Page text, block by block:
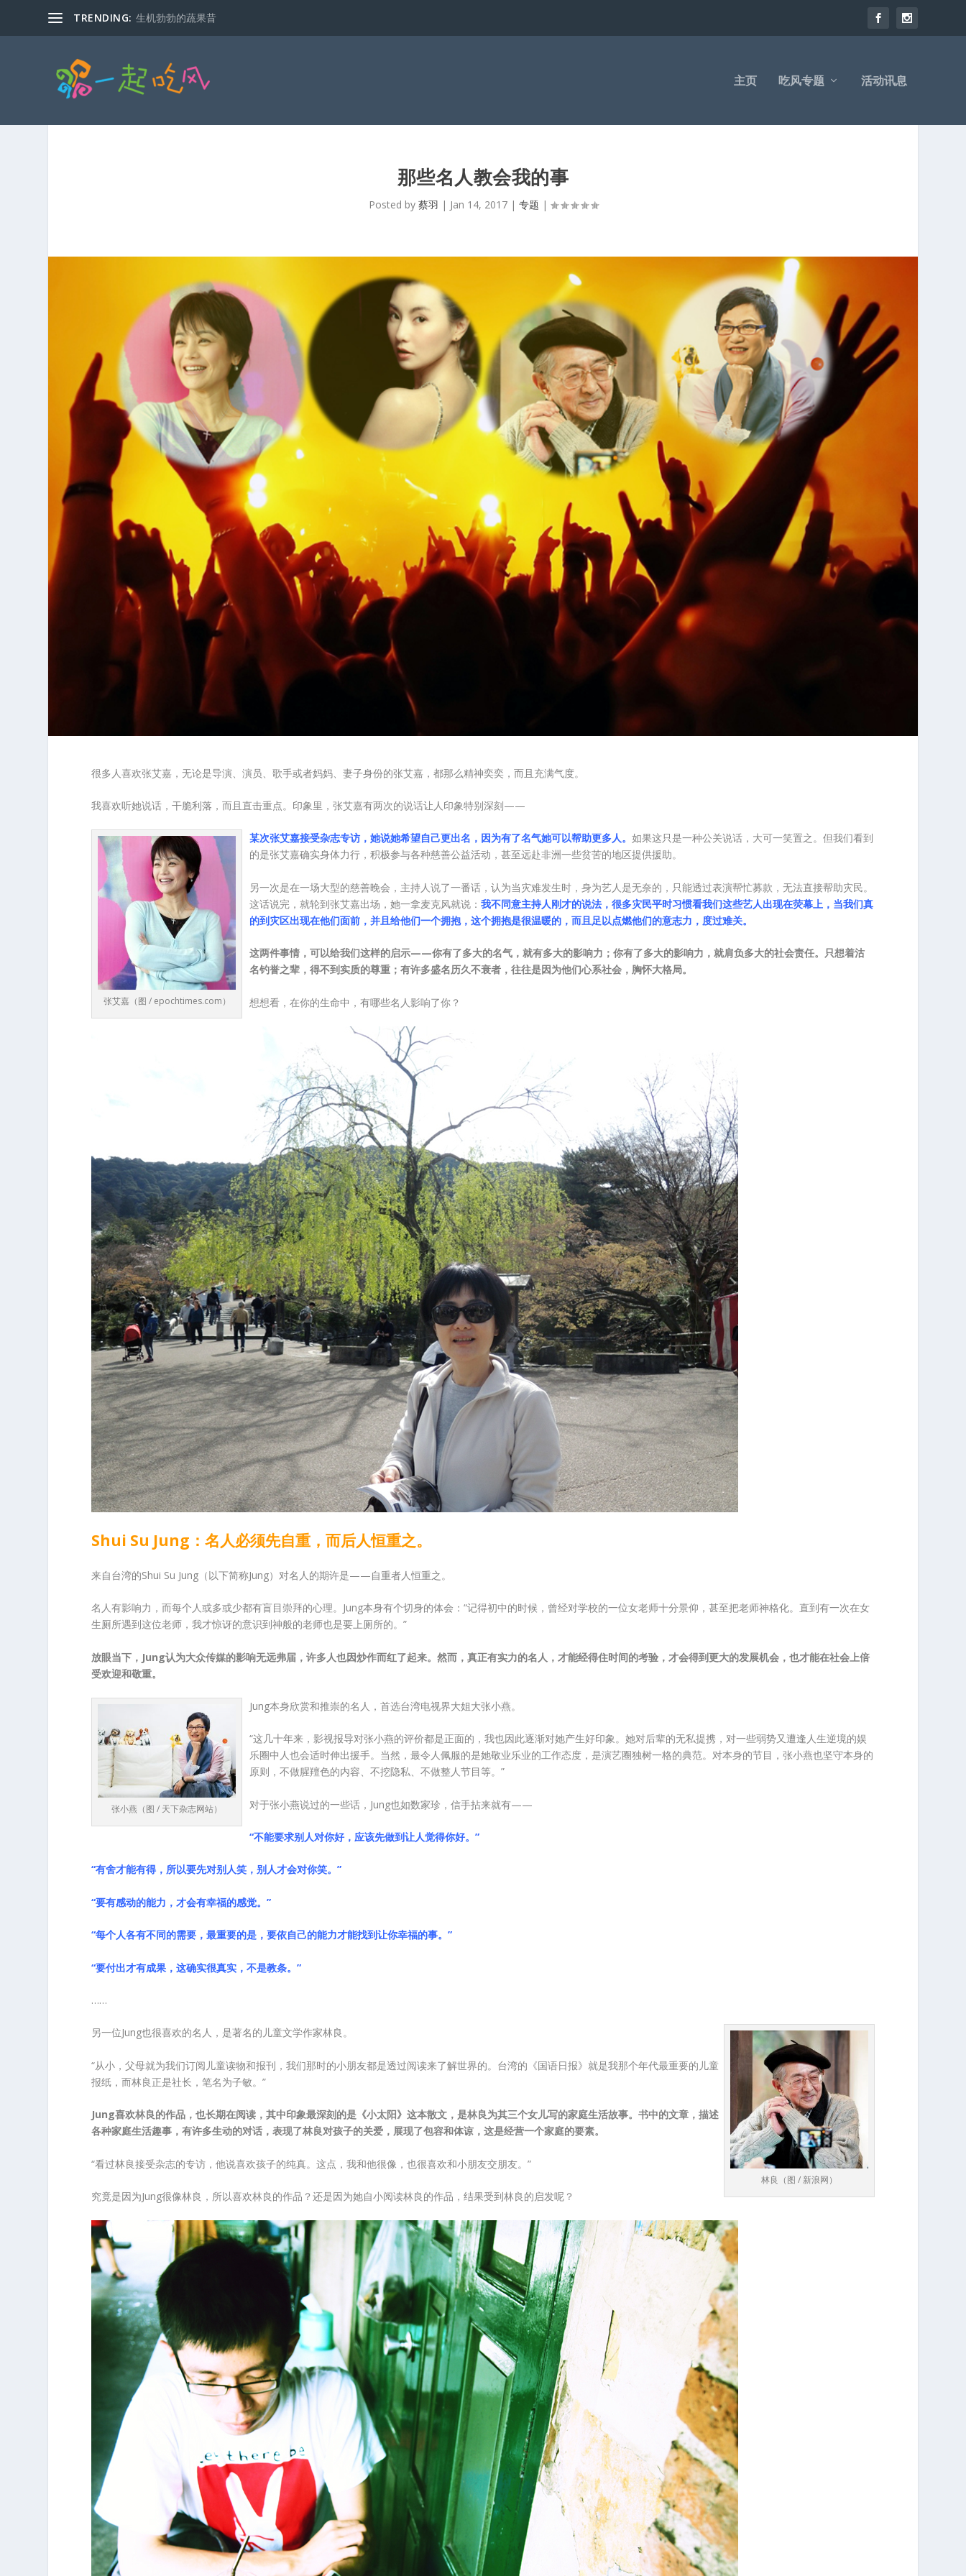
TRENDING: 马克说，行行不好做！
主页 吃风专题 活动讯息
那些名人教会我的事
Posted by 蔡羽 | Jan 14, 2017| 专题 |
很多人喜欢张艾嘉，无论是导演、演员、歌手或者妈妈、妻子身份的张艾嘉，都那么精神奕奕，而且充满气度。
我喜欢听她说话，干脆利落，而且直击重点。印象里，张艾嘉有两次的说话让人印象特别深刻——
张艾嘉（图 / epochtimes.com）
某次张艾嘉接受杂志专访，她说她希望自己更出名，因为有了名气她可以帮助更多人。如果这只是一种公关说话，大可一笑置之。但我们看到
的是张艾嘉确实身体力行，积极参与各种慈善公益活动，甚至远赴非洲一些贫苦的地区提供援助。
另一次是在一场大型的慈善晚会，主持人说了一番话，认为当灾难发生时，身为艺人是无奈的，只能透过表演帮忙募款，无法直接帮助灾民。
这话说完，就轮到张艾嘉出场，她一拿麦克风就说：我不同意主持人刚才的说法，很多灾民平时习惯看我们这些艺人出现在荧幕上，当我们真
的到灾区出现在他们面前，并且给他们一个拥抱，这个拥抱是很温暖的，而且足以点燃他们的意志力，度过难关。
这两件事情，可以给我们这样的启示——你有了多大的名气，就有多大的影响力；你有了多大的影响力，就肩负多大的社会责任。只想着沽
名钓誉之辈，得不到实质的尊重；有许多盛名历久不衰者，往往是因为他们心系社会，胸怀大格局。
想想看，在你的生命中，有哪些名人影响了你？
Shui Su Jung：名人必须先自重，而后人恒重之。
来自台湾的Shui Su Jung（以下简称Jung）对名人的期许是——自重者人恒重之。
名人有影响力，而每个人或多或少都有盲目崇拜的心理。Jung本身有个切身的体会：“记得初中的时候，曾经对学校的一位女老师十分景仰，甚至把老师神格化。直到有一次在女
生厕所遇到这位老师，我才惊讶的意识到神般的老师也是要上厕所的。”
放眼当下，Jung认为大众传媒的影响无远弗届，许多人也因炒作而红了起来。然而，真正有实力的名人，才能经得住时间的考验，才会得到更大的发展机会，也才能在社会上倍
受欢迎和敬重。
张小燕（图 / 天下杂志网站）
Jung本身欣赏和推崇的名人，首选台湾电视界大姐大张小燕。
“这几十年来，影视报导对张小燕的评价都是正面的，我也因此逐渐对她产生好印象。她对后辈的无私提携，对一些弱势又遭逢人生逆境的娱
乐圈中人也会适时伸出援手。当然，最令人佩服的是她敬业乐业的工作态度，是演艺圈独树一格的典范。对本身的节目，张小燕也坚守本身的
原则，不做腥羶色的内容、不挖隐私、不做整人节目等。”
对于张小燕说过的一些话，Jung也如数家珍，信手拈来就有——
“不能要求别人对你好，应该先做到让人觉得你好。”
“有舍才能有得，所以要先对别人笑，别人才会对你笑。”
“要有感动的能力，才会有幸福的感觉。”
“每个人各有不同的需要，最重要的是，要依自己的能力才能找到让你幸福的事。”
“要付出才有成果，这确实很真实，不是教条。”
……
林良（图 / 新浪网）
另一位Jung也很喜欢的名人，是著名的儿童文学作家林良。
“从小，父母就为我们订阅儿童读物和报刊，我们那时的小朋友都是透过阅读来了解世界的。台湾的《国语日报》就是我那个年代最重要的儿童
报纸，而林良正是社长，笔名为子敏。”
Jung喜欢林良的作品，也长期在阅读，其中印象最深刻的是《小太阳》这本散文，是林良为其三个女儿写的家庭生活故事。书中的文章，描述
各种家庭生活趣事，有许多生动的对话，表现了林良对孩子的关爱，展现了包容和体谅，这是经营一个家庭的要素。
“看过林良接受杂志的专访，他说喜欢孩子的纯真。这点，我和他很像，也很喜欢和小朋友交朋友。”
究竟是因为Jung很像林良，所以喜欢林良的作品？还是因为她自小阅读林良的作品，结果受到林良的启发呢？